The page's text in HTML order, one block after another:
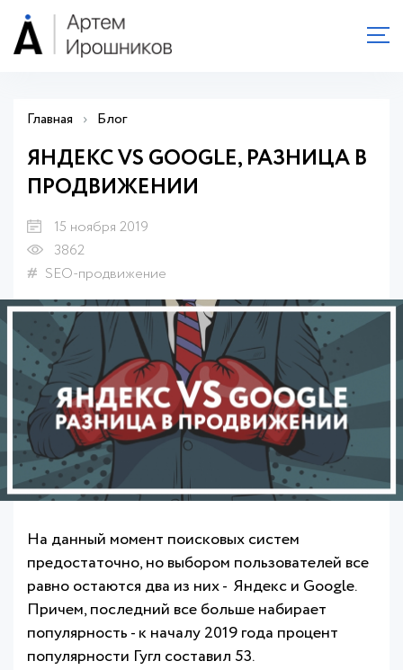
Главная › Блог
ЯНДЕКС VS GOOGLE, РАЗНИЦА В
ПРОДВИЖЕНИИ
15 ноября 2019
3862
SEO-продвижение
На данный момент поисковых систем
предостаточно, но выбором пользователей все
равно остаются два из них - Яндекс и Google.
Причем, последний все больше набирает
популярность - к началу 2019 года процент
популярности Гугл составил 53.